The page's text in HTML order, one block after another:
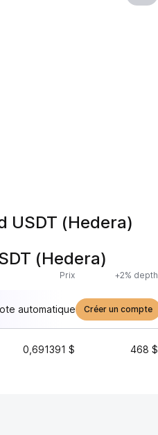
USDT (Hedera)
(Hedera)
Prix +2% depth
automatique Créer un compte
0,691391 $ 468 $